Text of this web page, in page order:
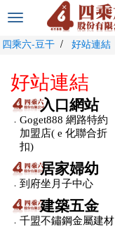
選
切
四乘六-豆干 好站連結
好站連結
入口網站
． Goget888 網路特約
加盟店( e 化聯合折
扣)
居家婦幼
． 到府坐月子中心
建築五金
． 千盟不鏽鋼金屬建材